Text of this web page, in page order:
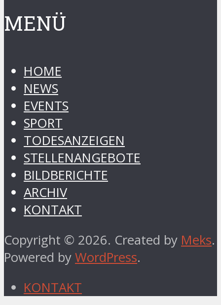
MENÜ
HOME
NEWS
EVENTS
SPORT
TODESANZEIGEN
STELLENANGEBOTE
BILDBERICHTE
ARCHIV
KONTAKT
Copyright © 2026. Created by Meks.
Powered by WordPress.
KONTAKT